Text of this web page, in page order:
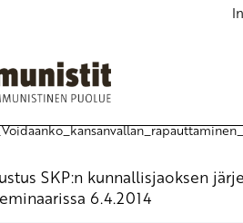
rapauttaminen pysäyttää?
ja diaesitykset
SKP:n kunnallisjaoksen
6.4.2014